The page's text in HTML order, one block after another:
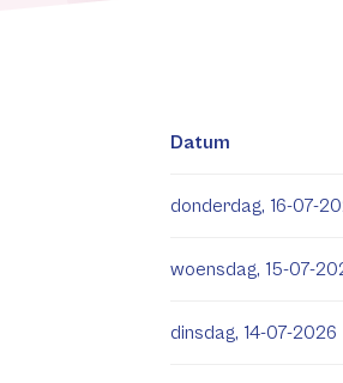
Datum
donderdag, 16-07-
woensdag, 15-07-
dinsdag, 14-07-2026